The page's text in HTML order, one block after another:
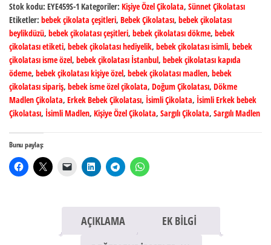
Çikolatası
-
Sunum
Kutulu
Sünnet
Çikolatası
(32
Adet
Madlen
Çikolata)
Stok kodu: EYE459S-1 Kategoriler: Kişiye Özel Çikolata, Sünnet Çikolatası
Etiketler: bebek çikolata çeşitleri, Bebek Çikolatası, bebek çikolatası
beylikdüzü, bebek çikolatası çeşitleri, bebek çikolatası dökme, bebek
çikolatası etiketi, bebek çikolatası hediyelik, bebek çikolatası isimli, bebek
çikolatası isme özel, bebek çikolatası İstanbul, bebek çikolatası kapıda
ödeme, bebek çikolatası kişiye özel, bebek çikolatası madlen, bebek
çikolatası sipariş, bebek isme özel çikolata, Doğum Çikolatası, Dökme
Madlen Çikolata, Erkek Bebek Çikolatası, İsimli Çikolata, İsimli Erkek bebek
Çikolatası, İsimli Madlen, Kişiye Özel Çikolata, Sargılı Çikolata, Sargılı Madlen
Bunu paylaş:
AÇIKLAMA
EK BILGI